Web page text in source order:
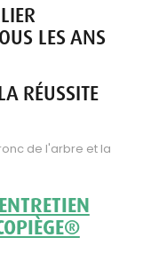
LES ANS
RÉUSSITE
de l'arbre et la